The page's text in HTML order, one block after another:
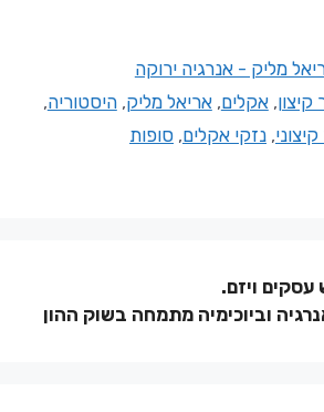
מליק - אנרגיה ירוקה
קיצון,אקלים,אריאל מליק,היסטוריה,
, נזקי אקלים, סופות
ויזם.
וביוכימיה מתמחה בשוק ההון